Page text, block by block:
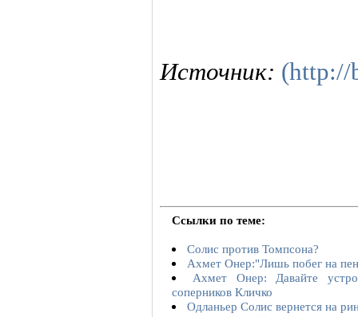
Источник: (http://
Ссылки по теме:
Солис против Томпсона?
Ахмет Онер:"Лишь побег на
Ахмет Онер: Давайте
соперников Кличко
Одланьер Солис вернется на